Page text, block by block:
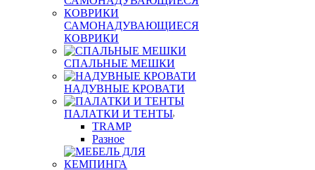
САМОНАДУВАЮЩИЕСЯ
КОВРИКИ
СПАЛЬНЫЕ МЕШКИ
НАДУВНЫЕ КРОВАТИ
ПАЛАТКИ И ТЕНТЫ
TRAMP
Разное